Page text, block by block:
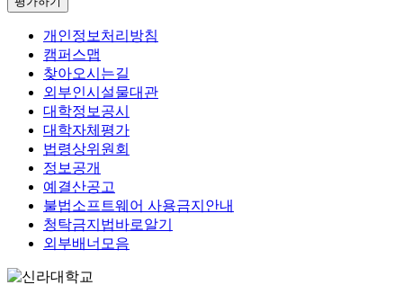
개인정보처리방침
캠퍼스맵
찾아오시는길
외부인시설물대관
대학정보공시
대학자체평가
법령상위원회
정보공개
예결산공고
불법소프트웨어 사용금지안내
청탁금지법바로알기
외부배너모음